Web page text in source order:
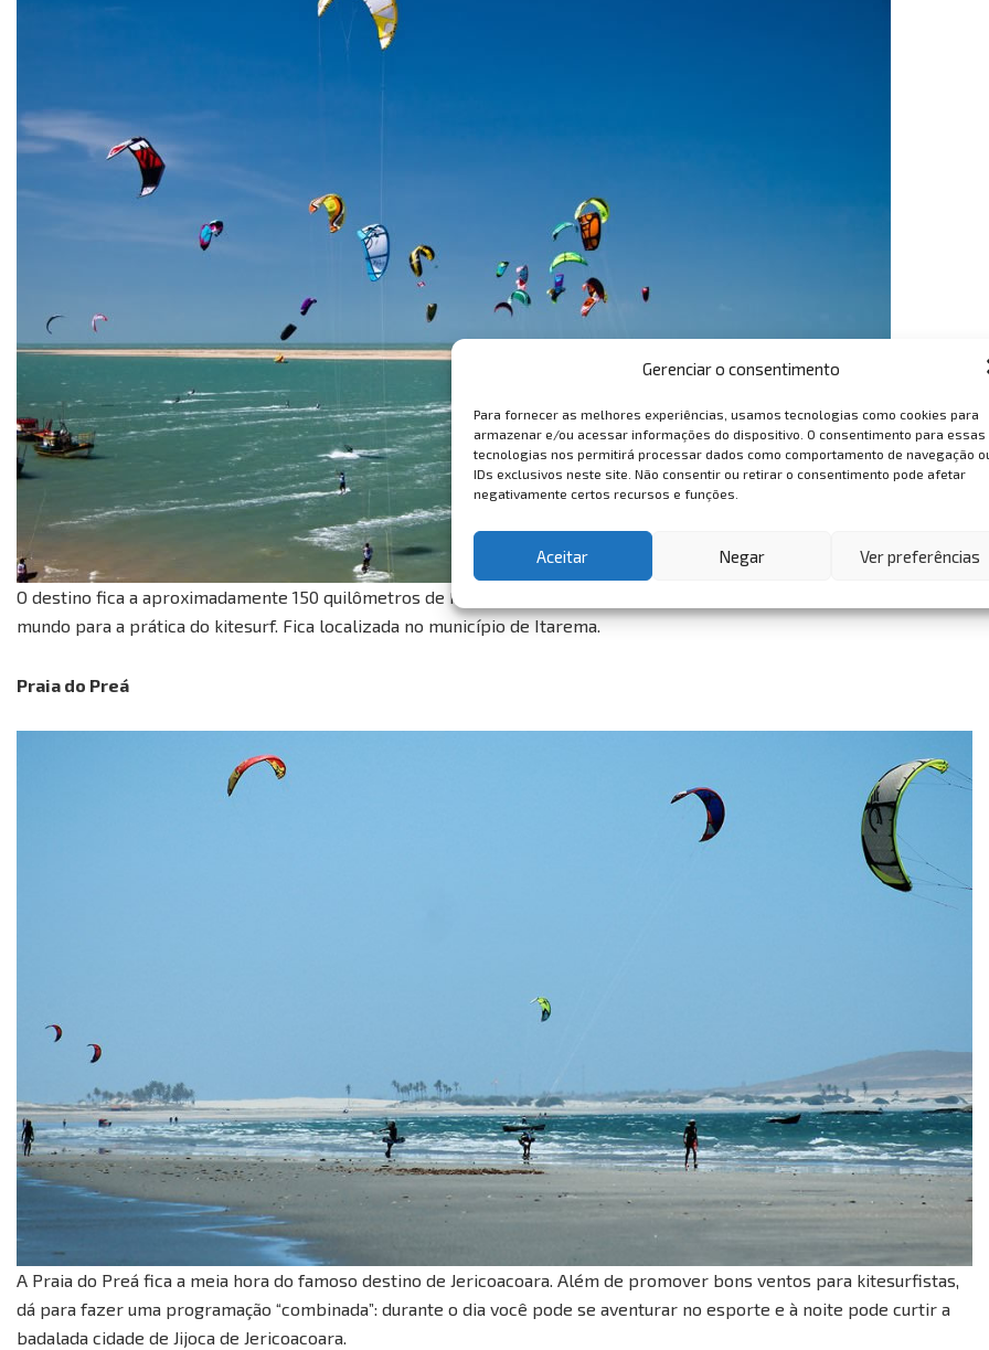
Gerenciar o consentimento
Para fornecer as melhores experiências, usamos tecnologias como cookies para
armazenar e/ou acessar informações do dispositivo. O consentimento para essas
tecnologias nos permitirá processar dados como comportamento de navegação
IDs exclusivos neste site. Não consentir ou retirar o consentimento pode afetar
negativamente certos recursos e funções.
Aceitar Negar Ver preferências
O destino fica a aproximadamente 150 quilômetros de Fortaleza e é conhecido como um dos melhores lugares do
mundo para a prática do kitesurf. Fica localizada no município de Itarema.
Praia do Preá
A Praia do Preá fica a meia hora do famoso destino de Jericoacoara. Além de promover bons ventos para kitesurfistas,
dá para fazer uma programação “combinada”: durante o dia você pode se aventurar no esporte e à noite pode curtir a
badalada cidade de Jijoca de Jericoacoara.